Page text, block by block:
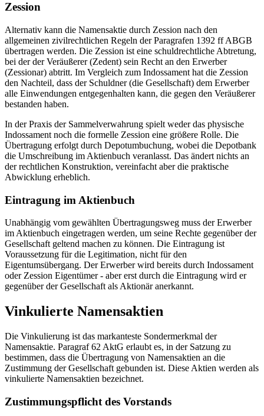
Zession
Alternativ kann die Namensaktie durch Zession nach den
allgemeinen zivilrechtlichen Regeln der Paragrafen 1392 ff ABGB
übertragen werden. Die Zession ist eine schuldrechtliche Abtretung,
bei der der Veräußerer (Zedent) sein Recht an den Erwerber
(Zessionar) abtritt. Im Vergleich zum Indossament hat die Zession
den Nachteil, dass der Schuldner (die Gesellschaft) dem Erwerber
alle Einwendungen entgegenhalten kann, die gegen den Veräußerer
bestanden haben.
In der Praxis der Sammelverwahrung spielt weder das physische
Indossament noch die formelle Zession eine größere Rolle. Die
Übertragung erfolgt durch Depotumbuchung, wobei die Depotbank
die Umschreibung im Aktienbuch veranlasst. Das ändert nichts an
der rechtlichen Konstruktion, vereinfacht aber die praktische
Abwicklung erheblich.
Eintragung im Aktienbuch
Unabhängig vom gewählten Übertragungsweg muss der Erwerber
im Aktienbuch eingetragen werden, um seine Rechte gegenüber der
Gesellschaft geltend machen zu können. Die Eintragung ist
Voraussetzung für die Legitimation, nicht für den
Eigentumsübergang. Der Erwerber wird bereits durch Indossament
oder Zession Eigentümer - aber erst durch die Eintragung wird er
gegenüber der Gesellschaft als Aktionär anerkannt.
Vinkulierte Namensaktien
Die Vinkulierung ist das markanteste Sondermerkmal der
Namensaktie. Paragraf 62 AktG erlaubt es, in der Satzung zu
bestimmen, dass die Übertragung von Namensaktien an die
Zustimmung der Gesellschaft gebunden ist. Diese Aktien werden als
vinkulierte Namensaktien bezeichnet.
Zustimmungspflicht des Vorstands